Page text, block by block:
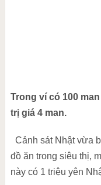
Trong ví có 100
trị giá 4 man.
Cảnh sát Nhật vừa
đồ ăn trong siêu thị,
này có 1 triệu yên